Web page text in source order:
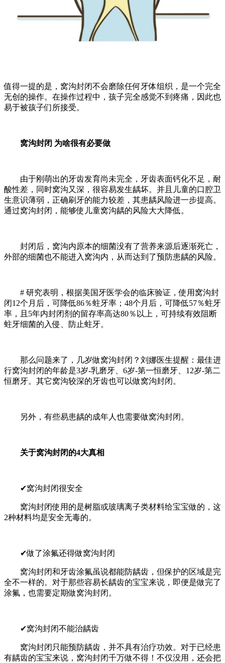
值得一提的是，窝沟封闭不会磨除任何牙体组织，是一个完全
无创的操作。在操作过程中，孩子完全感觉不到疼痛，因此也
易于被孩子们所接受。
窝沟封闭 为啥很有必要做
由于刚萌出的牙齿发育尚未完全，牙齿表面钙化不足，耐
酸性差，同时窝沟又深，很容易发生龋坏。 并且儿童的口腔卫
生意识薄弱，正确刷牙的能力较差，其患龋风险进一步提高。
通过窝沟封闭，能够使儿童窝沟龋的风险大大降低。
封闭后，窝沟内原本的细菌没有了营养来源后逐渐死亡，
外部的细菌也不能进入窝沟内，从而达到了预防患龋的风险。
# 研究表明， 根据美国牙医学会的临床验证，使用窝沟封
闭12个月后，可降低86％蛀牙率； 48个月后，可降低57％蛀牙
率，且5年内封闭剂的留存率高达80％以上，可持续有效阻断
蛀牙细菌的入侵、防止蛀牙。
那么问题来了， 几岁做窝沟封闭？ 刘娜医生提醒：最佳进
行窝沟封闭的年龄是3岁-乳磨牙、6岁-第一恒磨牙、12岁-第二
恒磨牙。其它窝沟较深的牙齿也可以做窝沟封闭。
另外，有些易患龋的成年人也需要做窝沟封闭。
关于窝沟封闭的4大真相
✔窝沟封闭很安全
窝沟封闭使用的是树脂或玻璃离子类材料给宝宝做的，这
2种材料均是安全无毒的。
✔做了涂氟还得做窝沟封闭
窝沟封闭和牙齿涂氟虽说都能防龋齿，但保护的区域是完
全不一样的。 对于那些容易长龋齿的宝宝来说，即便是做完了
涂氟，也需要定期做窝沟封闭。
✔窝沟封闭不能治龋齿
窝沟封闭只能预防龋齿，并不具有治疗功效。 对于已经患
有龋齿的宝宝来说，窝沟封闭千万做不得！不仅没用，还会把